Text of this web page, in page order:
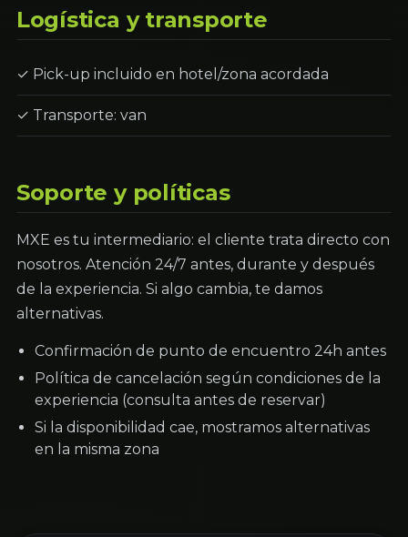
Logística y transporte
✓ Pick-up incluido en hotel/zona acordada
✓ Transporte: van
Soporte y políticas
MXE es tu intermediario: el cliente trata directo con
nosotros. Atención 24/7 antes, durante y después
de la experiencia. Si algo cambia, te damos
alternativas.
Confirmación de punto de encuentro 24h antes
Política de cancelación según condiciones de la
experiencia (consulta antes de reservar)
Si la disponibilidad cae, mostramos alternativas
en la misma zona